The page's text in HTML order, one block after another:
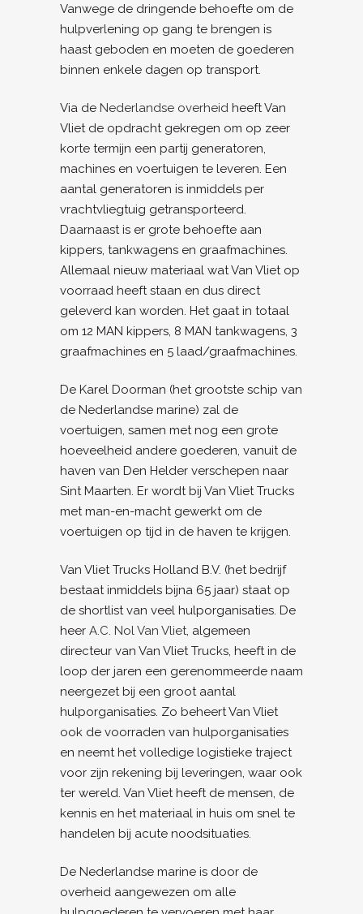
Vanwege de dringende behoefte om de
hulpverlening op gang te brengen is
haast geboden en moeten de goederen
binnen enkele dagen op transport.
Via de Nederlandse overheid heeft Van
Vliet de opdracht gekregen om op zeer
korte termijn een partij generatoren,
machines en voertuigen te leveren. Een
aantal generatoren is inmiddels per
vrachtvliegtuig getransporteerd.
Daarnaast is er grote behoefte aan
kippers, tankwagens en graafmachines.
Allemaal nieuw materiaal wat Van Vliet op
voorraad heeft staan en dus direct
geleverd kan worden. Het gaat in totaal
om 12 MAN kippers, 8 MAN tankwagens, 3
graafmachines en 5 laad/graafmachines.
De Karel Doorman (het grootste schip van
de Nederlandse marine) zal de
voertuigen, samen met nog een grote
hoeveelheid andere goederen, vanuit de
haven van Den Helder verschepen naar
Sint Maarten. Er wordt bij Van Vliet Trucks
met man-en-macht gewerkt om de
voertuigen op tijd in de haven te krijgen.
Van Vliet Trucks Holland B.V. (het bedrijf
bestaat inmiddels bijna 65 jaar) staat op
de shortlist van veel hulporganisaties. De
heer A.C. Nol Van Vliet, algemeen
directeur van Van Vliet Trucks, heeft in de
loop der jaren een gerenommeerde naam
neergezet bij een groot aantal
hulporganisaties. Zo beheert Van Vliet
ook de voorraden van hulporganisaties
en neemt het volledige logistieke traject
voor zijn rekening bij leveringen, waar ook
ter wereld. Van Vliet heeft de mensen, de
kennis en het materiaal in huis om snel te
handelen bij acute noodsituaties.
De Nederlandse marine is door de
overheid aangewezen om alle